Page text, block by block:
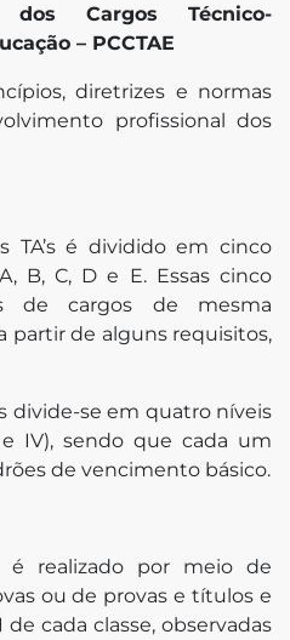
Cargos Técnico-
– PCCTAE
diretrizes e normas
profissional dos
TA’s é dividido em cinco
B, C, D e E. Essas cinco
de cargos de mesma
partir de alguns requisitos,
divide-se em quatro níveis
IV), sendo que cada um
de vencimento básico.
é realizado por meio de
ou de provas e títulos e
cada classe, observadas